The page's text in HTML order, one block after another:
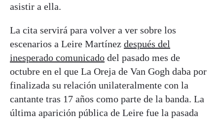
asistir a ella.
La cita servirá para volver a ver sobre los
escenarios a Leire Martínez después del
inesperado comunicado del pasado mes de
octubre en el que La Oreja de Van Gogh daba por
finalizada su relación unilateralmente con la
cantante tras 17 años como parte de la banda. La
última aparición pública de Leire fue la pasada